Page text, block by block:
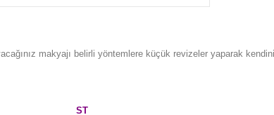
makyajı belirli yöntemlere küçük revizeler yaparak
ST